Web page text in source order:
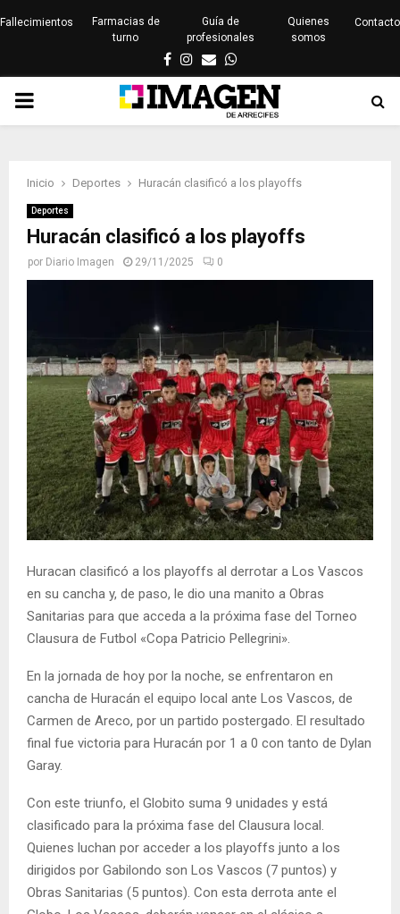
Fallecimientos
Farmacias de
turno
Guía de
profesionales
Quienes
somos
Contacto
Facebook
Instagram
EmailWhatsapp
PRIMARY
Inicio Deportes Huracán clasificó a los playoffs
Deportes
Huracán clasificó a los playoffs
por Diario Imagen 29/11/2025 0
Huracan clasificó a los playoffs al derrotar a Los Vascos
en su cancha y, de paso, le dio una manito a Obras
Sanitarias para que acceda a la próxima fase del Torneo
Clausura de Futbol «Copa Patricio Pellegrini».
En la jornada de hoy por la noche, se enfrentaron en
cancha de Huracán el equipo local ante Los Vascos, de
Carmen de Areco, por un partido postergado. El resultado
final fue victoria para Huracán por 1 a 0 con tanto de Dylan
Garay.
Con este triunfo, el Globito suma 9 unidades y está
clasificado para la próxima fase del Clausura local.
Quienes luchan por acceder a los playoffs junto a los
dirigidos por Gabilondo son Los Vascos (7 puntos) y
Obras Sanitarias (5 puntos). Con esta derrota ante el